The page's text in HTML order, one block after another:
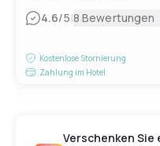
4.6/5|8 Bewertungen
Kostenlose Stornierung
Zahlung im Hotel
Verschenken Sie